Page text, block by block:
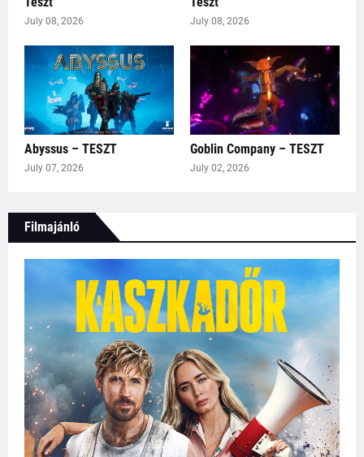
July 08, 2026 July 08, 2026
Abyssus – TESZT
July 07, 2026
Goblin Company – TESZT
July 02, 2026
Filmajánló